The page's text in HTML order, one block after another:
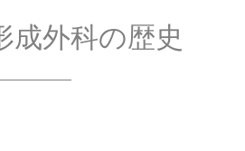
成外科の歴史